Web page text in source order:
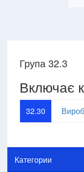
Група 32.3
Включає
32.30
Категории